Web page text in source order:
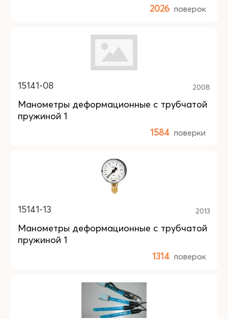
2026 поверок
15141-08 2008
Манометры деформационные с трубчатой
пружиной 1
1584 поверки
15141-13 2013
Манометры деформационные с трубчатой
пружиной 1
1314 поверок